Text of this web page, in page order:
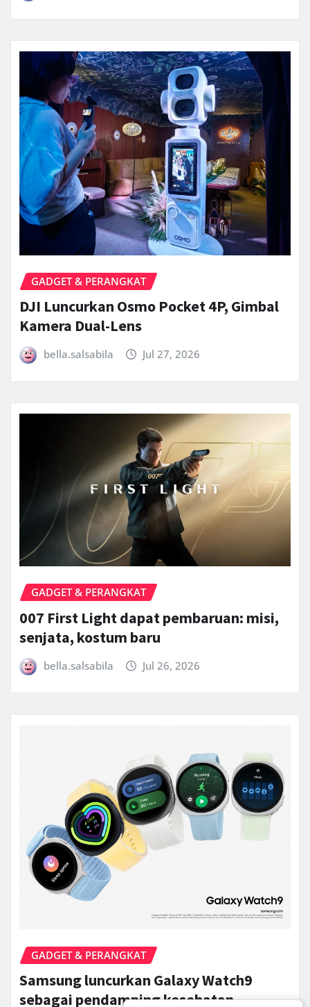
GADGET & PERANGKAT
DJI Luncurkan Osmo Pocket 4P, Gimbal
Kamera Dual-Lens
bella.salsabila Jul 27, 2026
GADGET & PERANGKAT
007 First Light dapat pembaruan: misi,
senjata, kostum baru
bella.salsabila Jul 26, 2026
GADGET & PERANGKAT
Samsung luncurkan Galaxy Watch9
sebagai pendamping kesehatan…